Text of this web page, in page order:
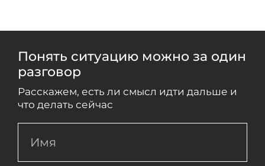
Понять ситуацию можно за один
разговор
Расскажем, есть ли смысл идти дальше и
что делать сейчас